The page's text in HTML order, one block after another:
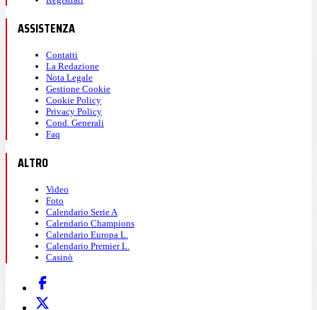
ASSISTENZA
Contatti
La Redazione
Nota Legale
Gestione Cookie
Cookie Policy
Privacy Policy
Cond. Generali
Faq
ALTRO
Video
Foto
Calendario Serie A
Calendario Champions
Calendario Europa L.
Calendario Premier L.
Casinò